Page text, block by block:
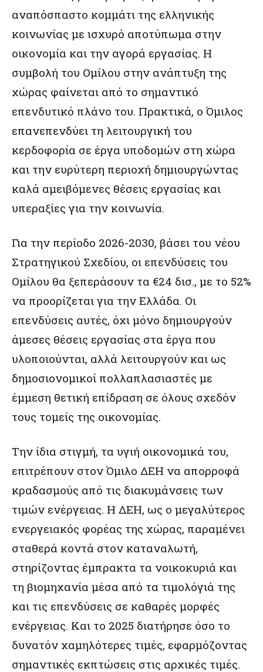
αναπόσπαστο κομμάτι της ελληνικής
κοινωνίας με ισχυρό αποτύπωμα στην
οικονομία και την αγορά εργασίας. Η
συμβολή του Ομίλου στην ανάπτυξη της
χώρας φαίνεται από το σημαντικό
επενδυτικό πλάνο του. Πρακτικά, ο Όμιλος
επανεπενδύει τη λειτουργική του
κερδοφορία σε έργα υποδομών στη χώρα
και την ευρύτερη περιοχή δημιουργώντας
καλά αμειβόμενες θέσεις εργασίας και
υπεραξίες για την κοινωνία.
Για την περίοδο 2026-2030, βάσει του νέου
Στρατηγικού Σχεδίου, οι επενδύσεις του
Ομίλου θα ξεπεράσουν τα €24 δισ., με το 52%
να προορίζεται για την Ελλάδα. Οι
επενδύσεις αυτές, όχι μόνο δημιουργούν
άμεσες θέσεις εργασίας στα έργα που
υλοποιούνται, αλλά λειτουργούν και ως
δημοσιονομικοί πολλαπλασιαστές με
έμμεση θετική επίδραση σε όλους σχεδόν
τους τομείς της οικονομίας.
Την ίδια στιγμή, τα υγιή οικονομικά του,
επιτρέπουν στον Όμιλο ΔΕΗ να απορροφά
κραδασμούς από τις διακυμάνσεις των
τιμών ενέργειας. Η ΔΕΗ, ως ο μεγαλύτερος
ενεργειακός φορέας της χώρας, παραμένει
σταθερά κοντά στον καταναλωτή,
στηρίζοντας έμπρακτα τα νοικοκυριά και
τη βιομηχανία μέσα από τα τιμολόγιά της
και τις επενδύσεις σε καθαρές μορφές
ενέργειας. Και το 2025 διατήρησε όσο το
δυνατόν χαμηλότερες τιμές, εφαρμόζοντας
σημαντικές εκπτώσεις στις αρχικές τιμές.